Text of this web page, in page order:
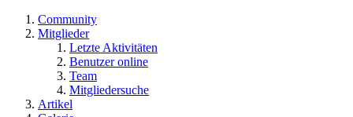
Community
Mitglieder
Letzte Aktivitäten
Benutzer online
Team
Mitgliedersuche
Artikel